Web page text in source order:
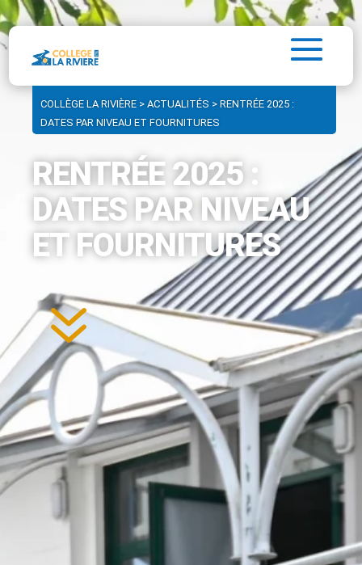
COLLÈGE LA RIVIÈRE > ACTUALITÉS > RENTRÉE 2025 :
DATES PAR NIVEAU ET FOURNITURES
RENTRÉE 2025 :
DATES PAR NIVEAU
ET FOURNITURES
7